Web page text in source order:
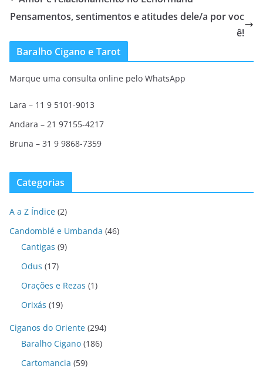
Pensamentos, sentimentos e atitudes dele/a por voc
ê!
Baralho Cigano e Tarot
Marque uma consulta online pelo WhatsApp
Lara – 11 9 5101-9013
Andara – 21 97155-4217
Bruna – 31 9 9868-7359
Categorias
A a Z Índice (2)
Candomblé e Umbanda (46)
Cantigas (9)
Odus (17)
Orações e Rezas (1)
Orixás (19)
Ciganos do Oriente (294)
Baralho Cigano (186)
Cartomancia (59)